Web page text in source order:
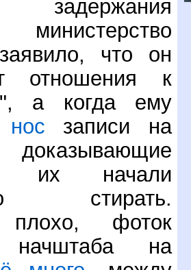
министерство
что он
отношения к
а когда ему
записи на
их начали
стирать.
плохо, фоток
начштаба на